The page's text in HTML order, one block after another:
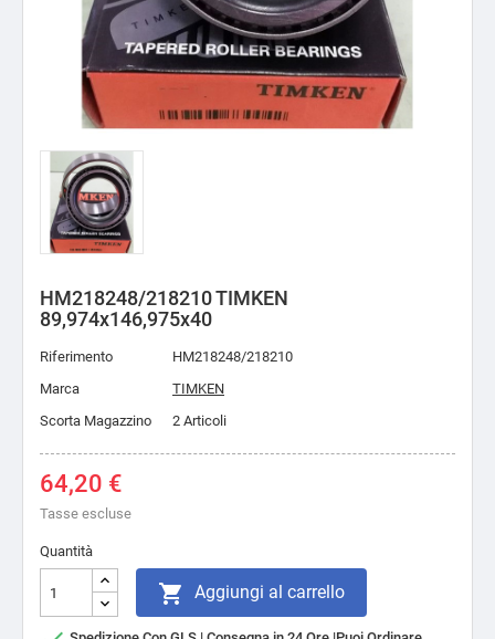
HM218248/218210 TIMKEN
89,974x146,975x40
Riferimento
HM218248/218210
Marca
TIMKEN
Scorta Magazzino
2 Articoli
64,20 €
Tasse escluse
Quantità
 Aggiungi al carrello